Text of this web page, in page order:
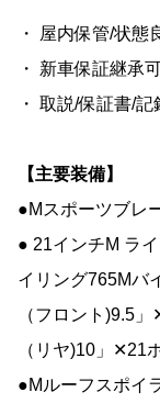
・ 屋内保管/状態
・ 新車保証継承
・ 取説/保証書/記
【主要装備】
●Mスポーツブレ
● 21インチM ラ
イリング765Mバ
（フロント)9.5
（リヤ)10」✕21
●Mルーフスポイ